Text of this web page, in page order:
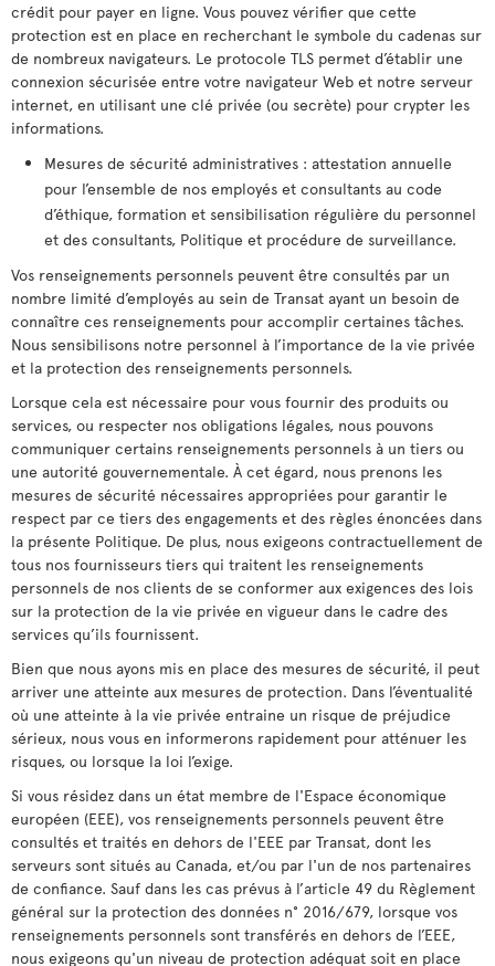
crédit pour payer en ligne. Vous pouvez vérifier que cette
protection est en place en recherchant le symbole du cadenas sur
de nombreux navigateurs. Le protocole TLS permet d’établir une
connexion sécurisée entre votre navigateur Web et notre serveur
internet, en utilisant une clé privée (ou secrète) pour crypter les
informations.
Mesures de sécurité administratives : attestation annuelle
pour l’ensemble de nos employés et consultants au code
d’éthique, formation et sensibilisation régulière du personnel
et des consultants, Politique et procédure de surveillance.
Vos renseignements personnels peuvent être consultés par un
nombre limité d’employés au sein de Transat ayant un besoin de
connaître ces renseignements pour accomplir certaines tâches.
Nous sensibilisons notre personnel à l’importance de la vie privée
et la protection des renseignements personnels.
Lorsque cela est nécessaire pour vous fournir des produits ou
services, ou respecter nos obligations légales, nous pouvons
communiquer certains renseignements personnels à un tiers ou
une autorité gouvernementale. À cet égard, nous prenons les
mesures de sécurité nécessaires appropriées pour garantir le
respect par ce tiers des engagements et des règles énoncées dans
la présente Politique. De plus, nous exigeons contractuellement de
tous nos fournisseurs tiers qui traitent les renseignements
personnels de nos clients de se conformer aux exigences des lois
sur la protection de la vie privée en vigueur dans le cadre des
services qu’ils fournissent.
Bien que nous ayons mis en place des mesures de sécurité, il peut
arriver une atteinte aux mesures de protection. Dans l’éventualité
où une atteinte à la vie privée entraine un risque de préjudice
sérieux, nous vous en informerons rapidement pour atténuer les
risques, ou lorsque la loi l’exige.
Si vous résidez dans un état membre de l'Espace économique
européen (EEE), vos renseignements personnels peuvent être
consultés et traités en dehors de l'EEE par Transat, dont les
serveurs sont situés au Canada, et/ou par l'un de nos partenaires
de confiance. Sauf dans les cas prévus à l’article 49 du Règlement
général sur la protection des données n° 2016/679, lorsque vos
renseignements personnels sont transférés en dehors de l’EEE,
nous exigeons qu'un niveau de protection adéquat soit en place